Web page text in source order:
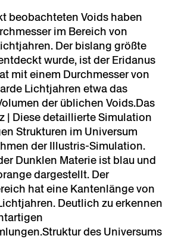
beobachteten Voids haben
im Bereich von
Der bislang größte
wurde, ist der Eridanus
mit einem Durchmesser von
Lichtjahren etwa das
der üblichen Voids.Das
| Diese detaillierte Simulation
Strukturen im Universum
der Illustris-Simulation.
Dunklen Materie ist blau und
dargestellt. Der
hat eine Kantenlänge von
Deutlich zu erkennen
des Universums